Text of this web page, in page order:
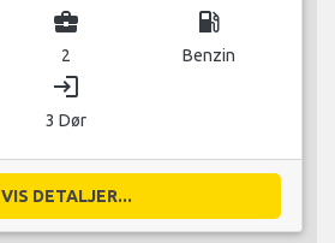
business_center
2
local_gas_station
Benzin
login
3 Dør
VIS DETALJER...